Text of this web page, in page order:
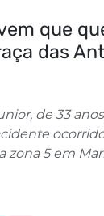
que
das
de 33
zona 5 em